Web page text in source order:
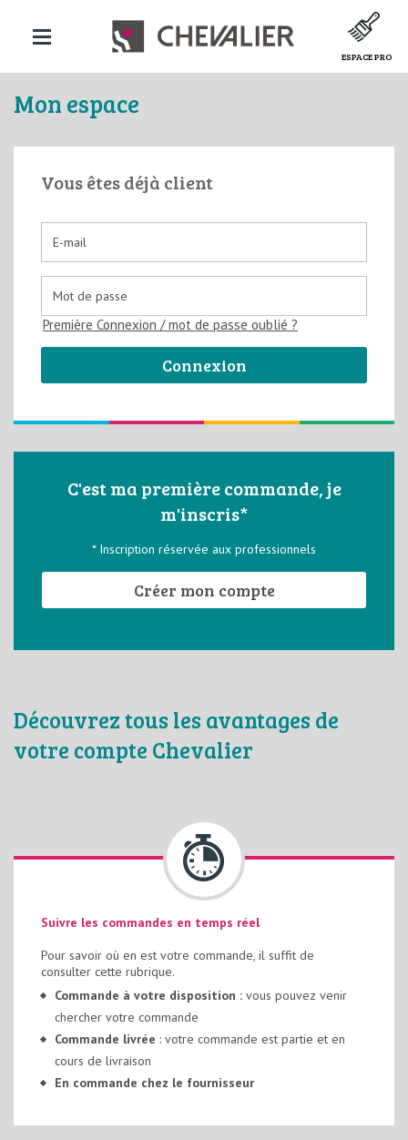
ESPACE PRO
Mon espace
Vous êtes déjà client
Première Connexion / mot de passe oublié ?
C'est ma première commande, je
m'inscris*
* Inscription réservée aux professionnels
Créer mon compte
Découvrez tous les avantages de
votre compte Chevalier
Suivre les commandes en temps réel
Pour savoir où en est votre commande, il suffit de
consulter cette rubrique.
Commande à votre disposition : vous pouvez venir
chercher votre commande
Commande livrée : votre commande est partie et en
cours de livraison
En commande chez le fournisseur